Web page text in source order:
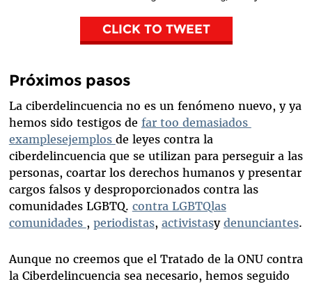
CLICK TO TWEET
Próximos pasos
La ciberdelincuencia no es un fenómeno nuevo, y ya
hemos sido testigos de far too demasiados
examplesejemplos de leyes contra la
ciberdelincuencia que se utilizan para perseguir a las
personas, coartar los derechos humanos y presentar
cargos falsos y desproporcionados contra las
comunidades LGBTQ. contra LGBTQlas
comunidades , periodistas, activistasy denunciantes.
Aunque no creemos que el Tratado de la ONU contra
la Ciberdelincuencia sea necesario, hemos seguido